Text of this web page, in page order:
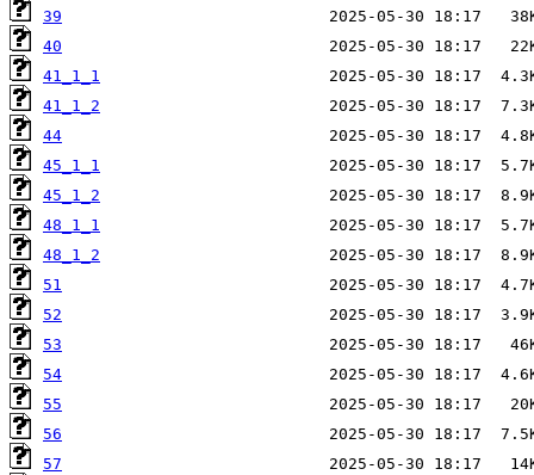
39
40
41_1_1
41_1_2
44
45_1_1
45_1_2
48_1_1
48_1_2
51
52
53
54
55
56
57